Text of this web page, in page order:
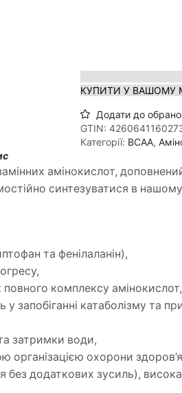
КУПИТИ У ВАШОМУ
Додати до
GTIN:
Категорії: BCAA,
амінокислот,
синтезуватися в нашому
та фенілаланін),
повного комплексу амінокислот,
катаболізму та
затримки води,
організацією охорони
додаткових зусиль), висока